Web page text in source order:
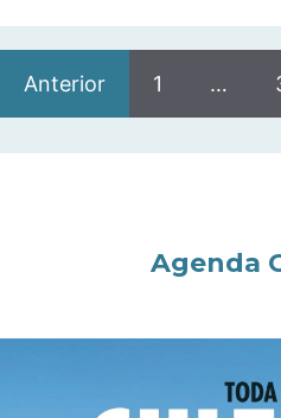
Anterior 1 …
Agenda